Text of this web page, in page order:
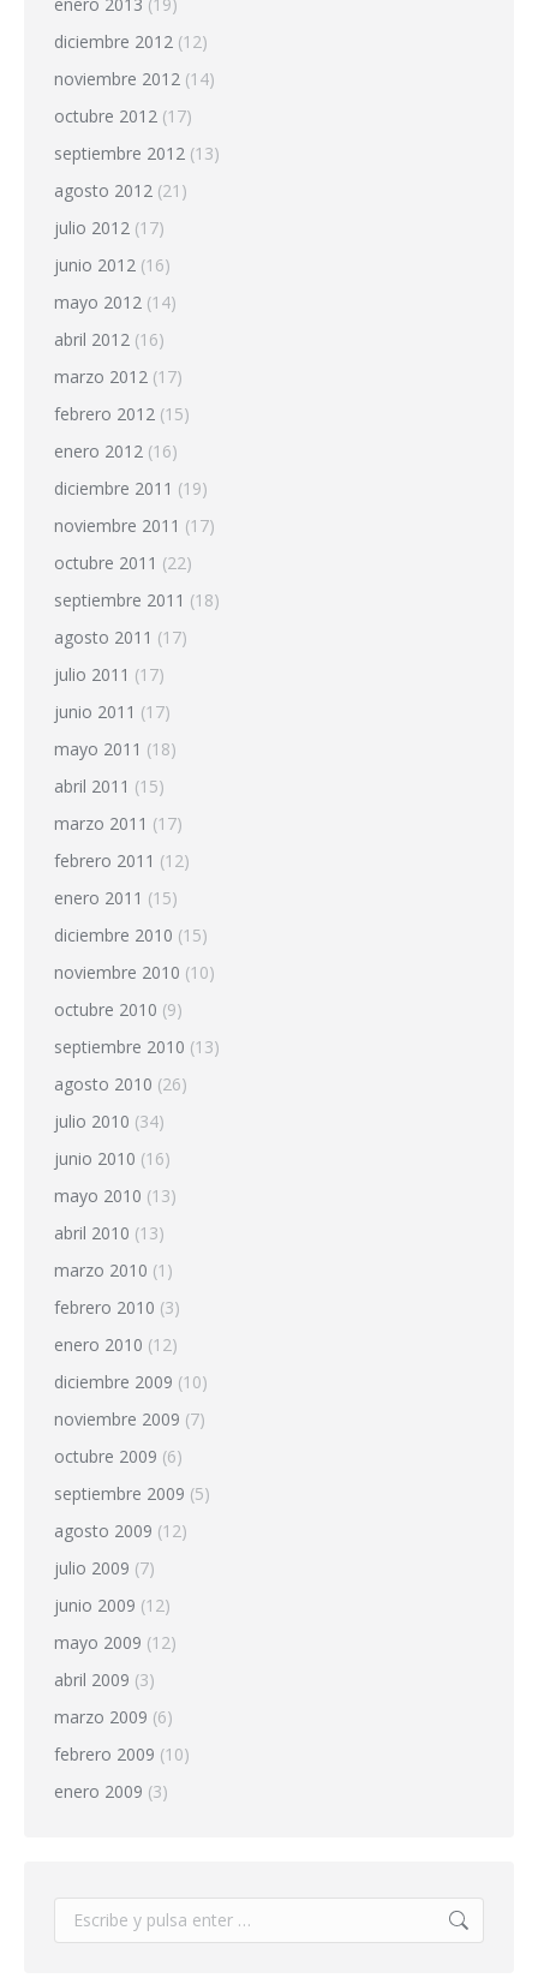
diciembre 2012 (12)
noviembre 2012 (14)
octubre 2012 (17)
septiembre 2012 (13)
agosto 2012 (21)
julio 2012 (17)
junio 2012 (16)
mayo 2012 (14)
abril 2012 (16)
marzo 2012 (17)
febrero 2012 (15)
enero 2012 (16)
diciembre 2011 (19)
noviembre 2011 (17)
octubre 2011 (22)
septiembre 2011 (18)
agosto 2011 (17)
julio 2011 (17)
junio 2011 (17)
mayo 2011 (18)
abril 2011 (15)
marzo 2011 (17)
febrero 2011 (12)
enero 2011 (15)
diciembre 2010 (15)
noviembre 2010 (10)
octubre 2010 (9)
septiembre 2010 (13)
agosto 2010 (26)
julio 2010 (34)
junio 2010 (16)
mayo 2010 (13)
abril 2010 (13)
marzo 2010 (1)
febrero 2010 (3)
enero 2010 (12)
diciembre 2009 (10)
noviembre 2009 (7)
octubre 2009 (6)
septiembre 2009 (5)
agosto 2009 (12)
julio 2009 (7)
junio 2009 (12)
mayo 2009 (12)
abril 2009 (3)
marzo 2009 (6)
febrero 2009 (10)
enero 2009 (3)
Buscar: